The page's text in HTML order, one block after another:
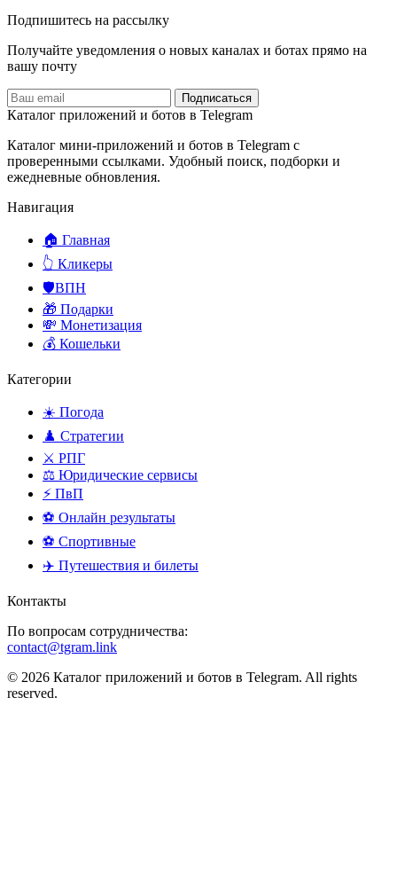
Подпишитесь на рассылку
Получайте уведомления о новых каналах и ботаx прямо на
вашу почту
Подписаться
Каталог приложений и ботов в Telegram
Каталог мини-приложений и ботов в Telegram с
проверенными ссылками. Удобный поиск, подборки и
ежедневные обновления.
Навигация
🏠 Главная
👆 Кликеры
🛡️ВПН
🎁 Подарки
💸 Монетизация
💰 Кошельки
Категории
☀️ Погода
♟️ Стратегии
⚔️ РПГ
⚖️ Юридические сервисы
⚡ ПвП
⚽ Онлайн результаты
⚽ Спортивные
✈️ Путешествия и билеты
Контакты
По вопросам сотрудничества:
contact@tgram.link
© 2026 Каталог приложений и ботов в Telegram. All rights
reserved.